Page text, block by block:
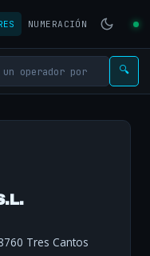
NUMERACIÓN
🔍
Tres Cantos